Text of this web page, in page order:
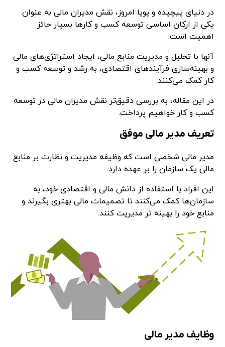
در دنیای پیچیده و پویا امروز، نقش مدیران مالی به عنوان
یکی از ارکان اساسی توسعه کسب و کارها بسیار حائز
اهمیت است.
آنها با تحلیل و مدیریت منابع مالی، ایجاد استراتژی‌های مالی
و بهینه‌سازی فرآیندهای اقتصادی، به رشد و توسعه کسب و
کار کمک می‌کنند.
در این مقاله، به بررسی دقیق‌تر نقش مدیران مالی در توسعه
کسب و کار خواهیم پرداخت.
تعریف مدیر مالی موفق
مدیر مالی شخصی است که وظیفه مدیریت و نظارت بر منابع
مالی یک سازمان را بر عهده دارد.
این افراد با استفاده از دانش مالی و اقتصادی خود، به
سازمان‌ها کمک می‌کنند تا تصمیمات مالی بهتری بگیرند و
منابع خود را بهینه‌ تر مدیریت کنند.
وظایف مدیر مالی